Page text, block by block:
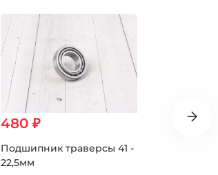
480 ₽
Подшипник траверсы 41 -
22,5мм
520 ₽